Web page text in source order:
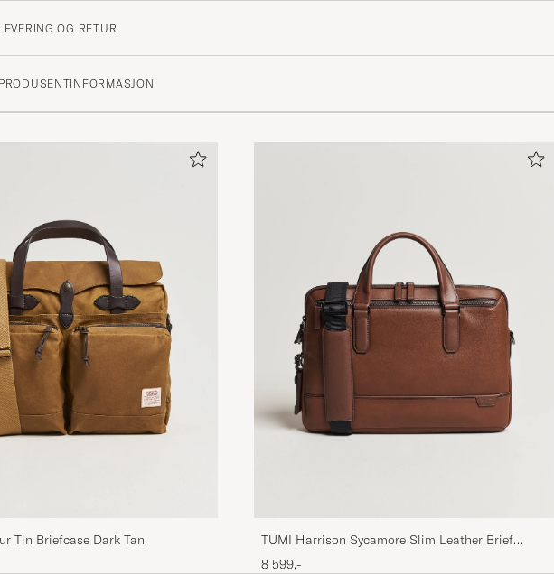
LEVERING OG RETUR
PRODUSENTINFORMASJON
Tin Briefcase Dark Tan
TUMI Harrison Sycamore Slim Leather Brief
Cognac
8 599,-